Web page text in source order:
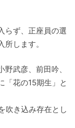
らず、正座員の選
します。
武彦、前田吟、
「花の15期生」と
吹き込み存在とし